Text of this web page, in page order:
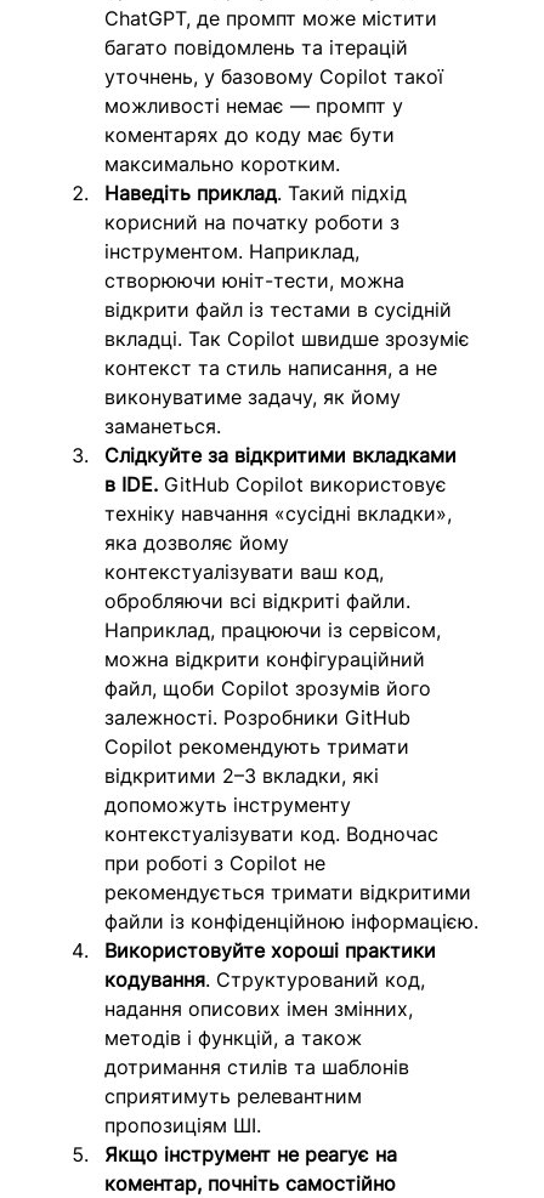
ChatGPT, де промпт може містити
багато повідомлень та ітерацій
уточнень, у базовому Copilot такої
можливості немає — промпт у
коментарях до коду має бути
максимально коротким.
Наведіть приклад. Такий підхід
корисний на початку роботи з
інструментом. Наприклад,
створюючи юніт-тести, можна
відкрити файл із тестами в сусідній
вкладці. Так Copilot швидше зрозуміє
контекст та стиль написання, а не
виконуватиме задачу, як йому
заманеться.
Слідкуйте за відкритими вкладками
в IDE. GitHub Copilot використовує
техніку навчання «сусідні вкладки»,
яка дозволяє йому
контекстуалізувати ваш код,
обробляючи всі відкриті файли.
Наприклад, працюючи із сервісом,
можна відкрити конфігураційний
файл, щоби Copilot зрозумів його
залежності. Розробники GitHub
Copilot рекомендують тримати
відкритими 2–3 вкладки, які
допоможуть інструменту
контекстуалізувати код. Водночас
при роботі з Copilot не
рекомендується тримати відкритими
файли із конфіденційною інформацією.
Використовуйте хороші практики
кодування. Структурований код,
надання описових імен змінних,
методів і функцій, а також
дотримання стилів та шаблонів
сприятимуть релевантним
пропозиціям ШІ.
Якщо інструмент не реагує на
коментар, почніть самостійно